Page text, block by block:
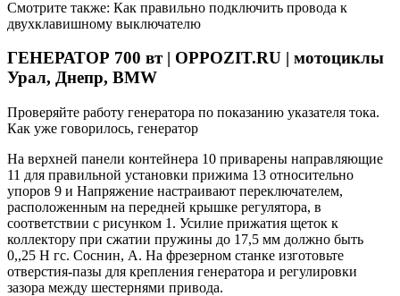
Смотрите также: Как правильно подключить провода к
двухклавишному выключателю
ГЕНЕРАТОР 700 вт | OPPOZIT.RU | мотоциклы
Урал, Днепр, BMW
Проверяйте работу генератора по показанию указателя тока.
Как уже говорилось, генератор
На верхней панели контейнера 10 приварены направляющие
11 для правильной установки прижима 13 относительно
упоров 9 и Напряжение настраивают переключателем,
расположенным на передней крышке регулятора, в
соответствии с рисунком 1. Усилие прижатия щеток к
коллектору при сжатии пружины до 17,5 мм должно быть
0,,25 Н гс. Соснин, А. На фрезерном станке изготовьте
отверстия-пазы для крепления генератора и регулировки
зазора между шестернями привода.